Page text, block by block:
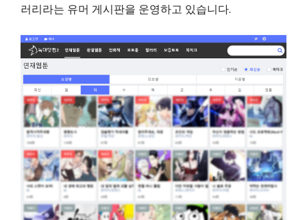
러리라는 유머 게시판을 운영하고 있습니다.